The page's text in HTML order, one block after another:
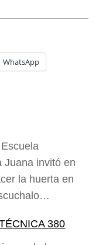
WhatsApp
Juana invitó en
la huerta en
380